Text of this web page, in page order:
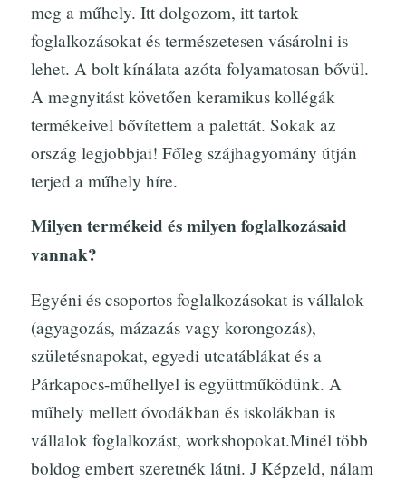
meg a műhely. Itt dolgozom, itt tartok
foglalkozásokat és természetesen vásárolni is
lehet. A bolt kínálata azóta folyamatosan bővül.
A megnyitást követően keramikus kollégák
termékeivel bővítettem a palettát. Sokak az
ország legjobbjai! Főleg szájhagyomány útján
terjed a műhely híre.
Milyen termékeid és milyen foglalkozásaid
vannak?
Egyéni és csoportos foglalkozásokat is vállalok
(agyagozás, mázazás vagy korongozás),
születésnapokat, egyedi utcatáblákat és a
Párkapocs-műhellyel is együttműködünk. A
műhely mellett óvodákban és iskolákban is
vállalok foglalkozást, workshopokat.Minél több
boldog embert szeretnék látni. J Képzeld, nálam